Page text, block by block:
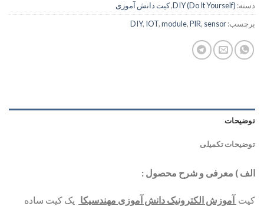
دسته: DIY (Do It Yourself)
,کیت دانش آموزی
برچسب:
DIY, IOT,module,PIR, sensor
توضیحات
توضیحات تکمیلی
الف ) معرفی و شرح محصول :
کیت آموزش الکترونیک دانش آموزی مهندسیکا یک کیت ساده